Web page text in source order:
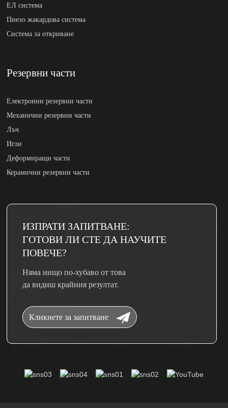
ЕЛ система
Пиезо жакардова система
Система за откриване
Резервни части
Електронни резервни части
Механични резервни части
Лъч
Игли
Деформиращи части
Керамични резервни части
ИЗПРАТИ ЗАПИТВАНЕ:
ГОТОВИ ЛИ СТЕ ДА НАУЧИТЕ
ПОВЕЧЕ?
Няма нищо по-хубаво от това
да видиш крайния резултат.
Кликнете за запитване